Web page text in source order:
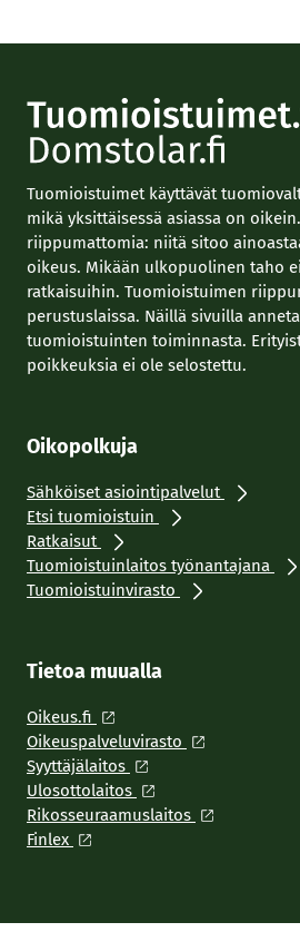
Tuomioistuimet käyttävät
mikä yksittäisessä asiassa on
riippumattomia: niitä sitoo
oikeus. Mikään ulkopuolinen taho
ratkaisuihin. Tuomioistuimen
perustuslaissa. Näillä sivuilla
tuomioistuinten toiminnasta.
poikkeuksia ei ole selostettu.
Oikopolkuja
Sähköiset asiointipalvelut
Etsi tuomioistuin
Ratkaisut
Tuomioistuinlaitos työnantajana
Tuomioistuinvirasto
Tietoa muualla
Oikeus.fi
Oikeuspalveluvirasto
Syyttäjälaitos
Ulosottolaitos
Rikosseuraamuslaitos
Finlex